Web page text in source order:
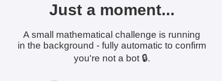
Just a moment...
A small mathematical challenge is running
in the background - fully automatic to confirm
you're not a bot 🔒.